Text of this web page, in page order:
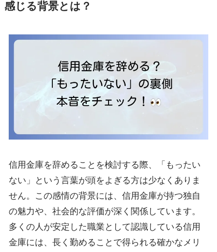
感じる背景とは？
信用金庫を辞めることを検討する際、「もったい
ない」という言葉が頭をよぎる方は少なくありま
せん。この感情の背景には、信用金庫が持つ独自
の魅力や、社会的な評価が深く関係しています。
多くの人が安定した職業として認識している信用
金庫には、長く勤めることで得られる確かなメリ